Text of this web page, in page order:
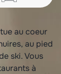
au coeur
au pied
ski. Vous
à